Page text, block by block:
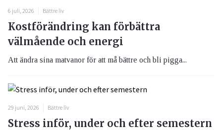
6 juli, 2026 Bättre liv
Kostförändring kan förbättra
välmående och energi
Att ändra sina matvanor för att må bättre och bli pigga...
29 juni, 2026 Bättre liv
Stress inför, under och efter semestern